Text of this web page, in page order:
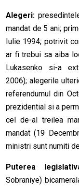
Alegeri:
mandat de 5 ani;
Iulie 1994; potrivit
ar fi trebui sa aiba
Lukasenko si-a
2006); alegerile
referendumul din
prezidential si a
cel de-al treilea
mandat (19
ministri sunt numiti
Puterea
Sobraniye)